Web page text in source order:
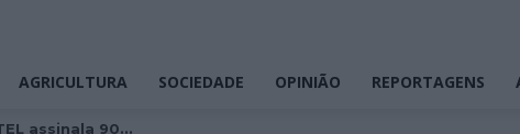
AGRICULTURA SOCIEDADE OPINIÃO REPORTAGENS
assinala 90...